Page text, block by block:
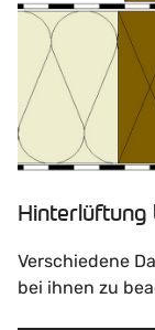
Hinterlüftung
Verschiedene
bei ihnen zu